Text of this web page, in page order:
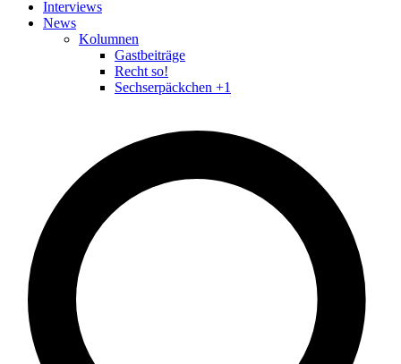
Interviews
News
Kolumnen
Gastbeiträge
Recht so!
Sechserpäckchen +1